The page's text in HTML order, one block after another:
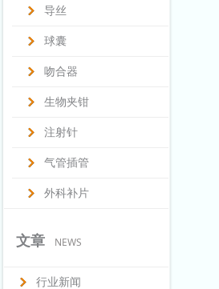
导丝
球囊
吻合器
生物夹钳
注射针
气管插管
外科补片
文章 NEWS
行业新闻